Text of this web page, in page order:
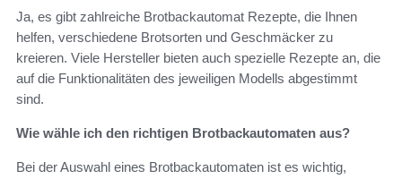
Ja, es gibt zahlreiche Brotbackautomat Rezepte, die Ihnen
helfen, verschiedene Brotsorten und Geschmäcker zu
kreieren. Viele Hersteller bieten auch spezielle Rezepte an, die
auf die Funktionalitäten des jeweiligen Modells abgestimmt
sind.
Wie wähle ich den richtigen Brotbackautomaten aus?
Bei der Auswahl eines Brotbackautomaten ist es wichtig,